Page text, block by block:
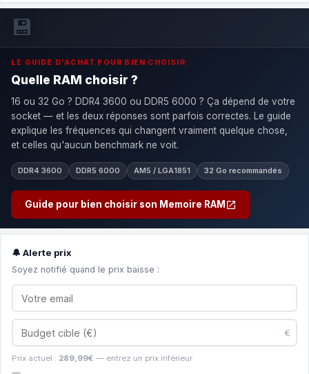
💾
LE GUIDE D'ACHAT POUR BIEN CHOISIR
Quelle RAM choisir ?
16 ou 32 Go ? DDR4 3600 ou DDR5 6000 ? Ça dépend de votre
socket — et les deux réponses sont parfois correctes. Le guide
explique les fréquences qui changent vraiment quelque chose,
et celles qu'aucun benchmark ne voit.
DDR4 3600 DDR5 6000 AM5 / LGA1851 32 Go recommandés
Guide pour bien choisir son Memoire RAM
🔔 Alerte prix
Soyez notifié quand le prix baisse :
€
Prix actuel : 289,99€ — entrez un prix inférieur